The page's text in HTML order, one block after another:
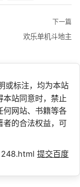
下一篇
欢乐单机斗地主
或标注，均为本站
本站同意时，禁止
何网站、书籍等各
者的合法权益，可
提交百度